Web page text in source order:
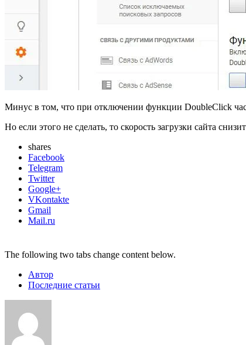
Минус в том, что при отключении функции DoubleClick
Но если этого не сделать, то скорость загрузки сайта
shares
Facebook
Telegram
Twitter
Google+
VKontakte
Gmail
Mail.ru
The following two tabs change content below.
Автор
Последние статьи